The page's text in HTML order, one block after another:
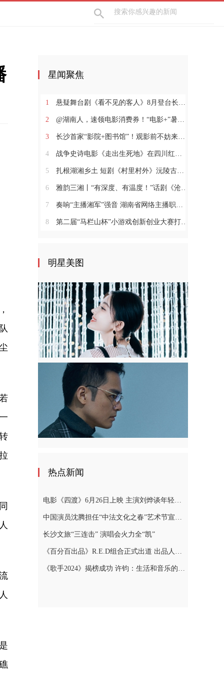
星闻聚焦
1 悬疑舞台剧《看不见的客人》8月登台长沙梅溪湖
2 @湖南人，速领电影消费券！“电影+”暑期促消费活动火热进行中
3 长沙首家“影院+图书馆”！观影前不妨来阅读空间体验一下
4 战争史诗电影《走出生死地》在四川红原开机
5 扎根湖湘乡土 短剧《村里村外》沅陵古村落实景开拍
6 雅韵三湘丨“有深度、有温度！”话剧《沧浪之水》福安热演
7 奏响“主播湘军”强音 湖南省网络主播职业技能竞赛收官
8 第二届“马栏山杯”小游戏创新创业大赛打开游戏生态新想象
明星美图
热点新闻
电影《四渡》6月26日上映 主演刘烨谈年轻人“躺平”
中国演员沈腾担任“中法文化之春”艺术节宣传大使
长沙文旅“三连击” 演唱会火力全“凯”
《百分百出品》R.E.D组合正式出道 出品人张艺兴泪洒现场
《歌手2024》揭榜成功 许钧：生活和音乐的本质就是真实